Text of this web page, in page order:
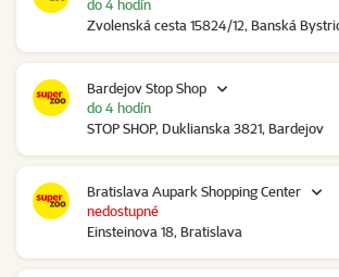
Zvolenská cesta 15824/12, Banská
do 4 hodín
Bardejov Stop Shop
STOP SHOP, Duklianska 3821, Bardejov
do 4 hodín
Bratislava Aupark Shopping Center
Einsteinova 18, Bratislava
nedostupné